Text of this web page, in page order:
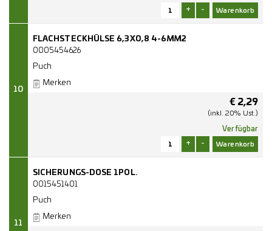
+ -
10
FLACHSTECKHÜLSE 6,3X0,8 4-6MM2
0005454626
Puch
Merken
€ 2,29
(inkl. 20% Ust.)
Verfügbar
+ -
11
SICHERUNGS-DOSE 1POL.
0015451401
Puch
Merken